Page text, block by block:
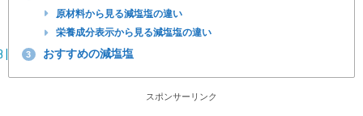
原材料から見る減塩塩の違い
栄養成分表示から見る減塩塩の違い
3 おすすめの減塩塩
スポンサーリンク